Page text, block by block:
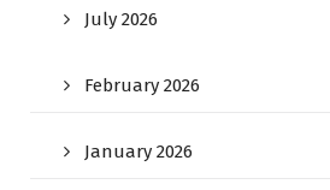
July 2026
February 2026
January 2026